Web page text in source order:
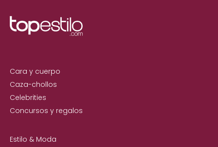
Cara y cuerpo
Caza-chollos
Celebrities
Concursos y regalos
Estilo & Moda